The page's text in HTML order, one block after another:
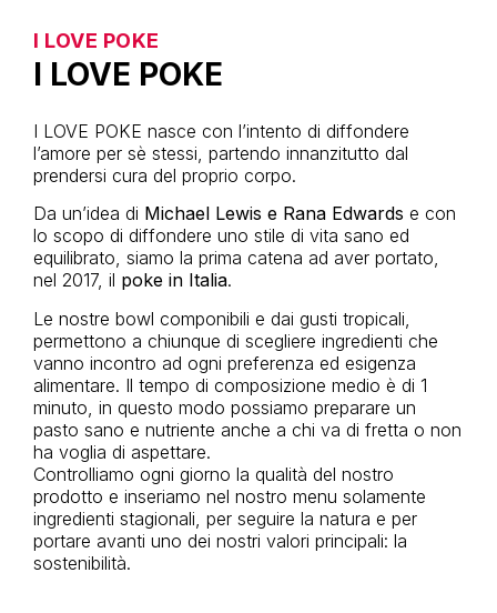
I LOVE POKE
I LOVE POKE
I LOVE POKE nasce con l’intento di diffondere
l’amore per sè stessi, partendo innanzitutto dal
prendersi cura del proprio corpo.
Da un’idea di Michael Lewis e Rana Edwards e con
lo scopo di diffondere uno stile di vita sano ed
equilibrato, siamo la prima catena ad aver portato,
nel 2017, il poke in Italia.
Le nostre bowl componibili e dai gusti tropicali,
permettono a chiunque di scegliere ingredienti che
vanno incontro ad ogni preferenza ed esigenza
alimentare. Il tempo di composizione medio è di 1
minuto, in questo modo possiamo preparare un
pasto sano e nutriente anche a chi va di fretta o non
ha voglia di aspettare.
Controlliamo ogni giorno la qualità del nostro
prodotto e inseriamo nel nostro menu solamente
ingredienti stagionali, per seguire la natura e per
portare avanti uno dei nostri valori principali: la
sostenibilità.